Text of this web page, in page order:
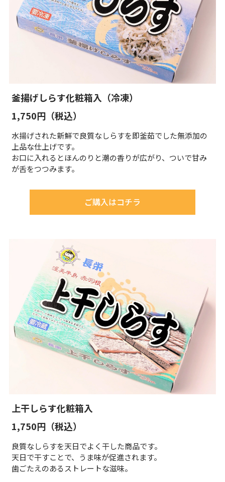
釜揚げしらす化粧箱入（冷凍）
1,750円（税込）
水揚げされた新鮮で良質なしらすを即釜茹でした無添加の
上品な仕上げです。
お口に入れるとほんのりと潮の香りが広がり、ついで甘み
が舌をつつみます。
ご購入はコチラ
上干しらす化粧箱入
1,750円（税込）
良質なしらすを天日でよく干した商品です。
天日で干すことで、うま味が促進されます。
歯ごたえのあるストレートな滋味。